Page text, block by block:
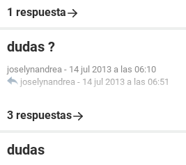
1 respuesta
dudas ?
joselynandrea - 14 jul 2013 a las 06:10
joselynandrea - 14 jul 2013 a las 06:51
3 respuestas
dudas